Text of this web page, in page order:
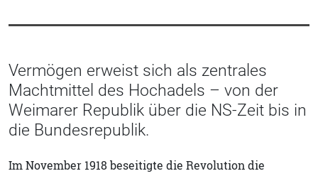
Vermögen erweist sich als zentrales
Machtmittel des Hochadels – von der
Weimarer Republik über die NS-Zeit bis in
die Bundesrepublik.
Im November 1918 beseitigte die Revolution die